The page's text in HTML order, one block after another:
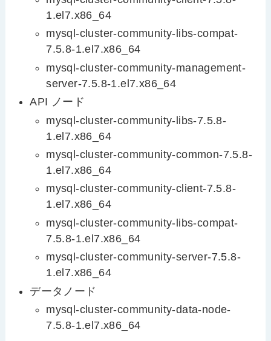
1.el7.x86_64
mysql-cluster-community-libs-compat-
7.5.8-1.el7.x86_64
mysql-cluster-community-management-
server-7.5.8-1.el7.x86_64
API ノード
mysql-cluster-community-libs-7.5.8-
1.el7.x86_64
mysql-cluster-community-common-7.5.8-
1.el7.x86_64
mysql-cluster-community-client-7.5.8-
1.el7.x86_64
mysql-cluster-community-libs-compat-
7.5.8-1.el7.x86_64
mysql-cluster-community-server-7.5.8-
1.el7.x86_64
データノード
mysql-cluster-community-data-node-
7.5.8-1.el7.x86_64